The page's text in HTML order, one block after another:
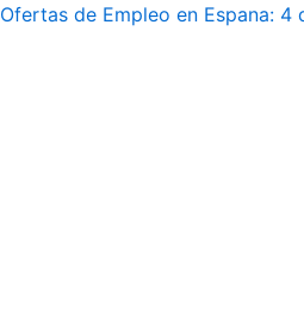
Ofertas de Empleo en Espana: